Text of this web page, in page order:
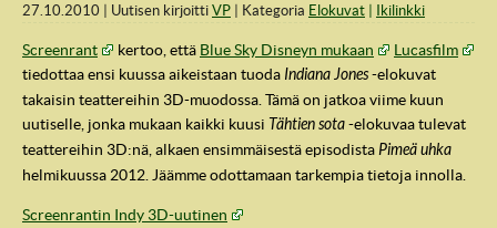
27.10.2010 Uutisen kirjoitti VP Kategoria Elokuvat Ikilinkki
Screenrant kertoo, että Blue Sky Disneyn mukaan
Lucasfilm
tiedottaa ensi kuussa aikeistaan tuoda Indiana Jones-elokuvat
takaisin teattereihin 3D-muodossa. Tämä on jatkoa viime kuun
uutiselle, jonka mukaan kaikki kuusi Tähtien sota-elokuvaa tulevat
teattereihin 3D:nä, alkaen ensimmäisestä episodistaPimeä uhka
helmikuussa 2012. Jäämme odottamaan tarkempia tietoja innolla.
Screenrantin Indy 3D-uutinen